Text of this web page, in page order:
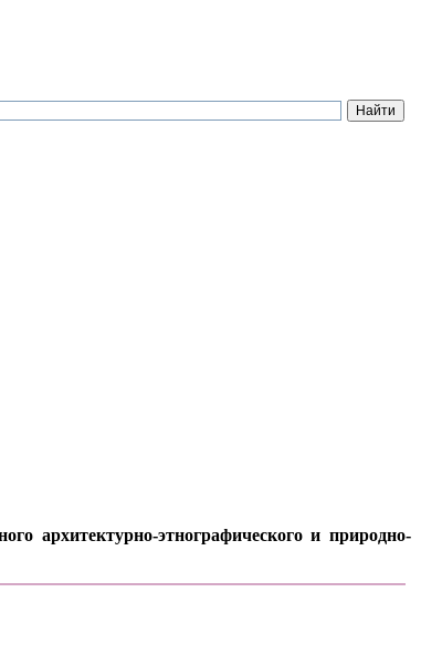
архитектурно-этнографического и природно-